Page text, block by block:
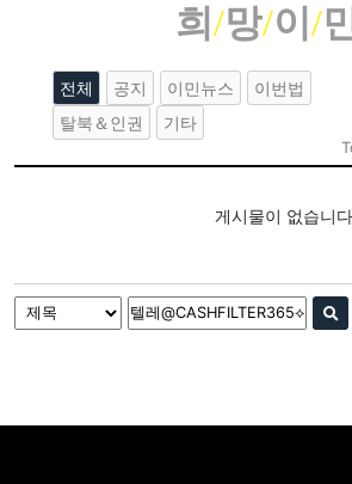
희 /망/이 /
전체 공지 이민뉴스
이번법
탈북＆인권
기타
게시물이 없습니